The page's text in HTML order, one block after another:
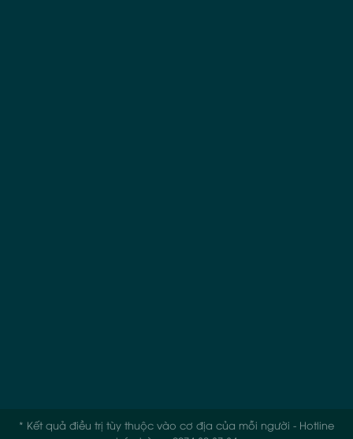
* Kết quả điều trị tùy thuộc vào cơ địa của mỗi người - Hotline